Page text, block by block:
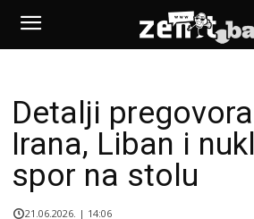
Detalji
Irana, Liban i
spor na stolu
21.06.2026. | 14:06